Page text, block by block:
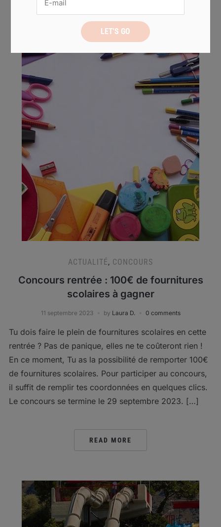
ACTUALITÉ, CONCOURS
Concours rentrée : 100€ de fournitures
scolaires à gagner
11 septembre 2023 by Laura D. 0 comments
Tu dois faire le plein de fournitures scolaires en cette
rentrée ? Pas de panique, elles ne te coûteront rien !
En ce moment, Tu as la possibilité de remporter 100€
de fournitures scolaires. Pour participer au concours,
il suffit de remplir tes coordonnées en quelques clics.
Le concours se termine le 29 septembre 2023. […]
READ MORE